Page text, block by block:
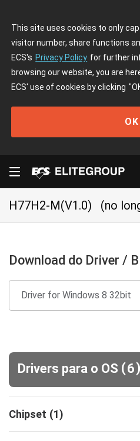
This site uses cookies to only
visitor number, share functions
ECS's Privacy Policy for further
browsing our website, you are
ECS' use of cookies by clicking
OK
H77H2-M(V1.0) (no
Download do Driver /
Drivers para o OS (6)
Chipset (1)